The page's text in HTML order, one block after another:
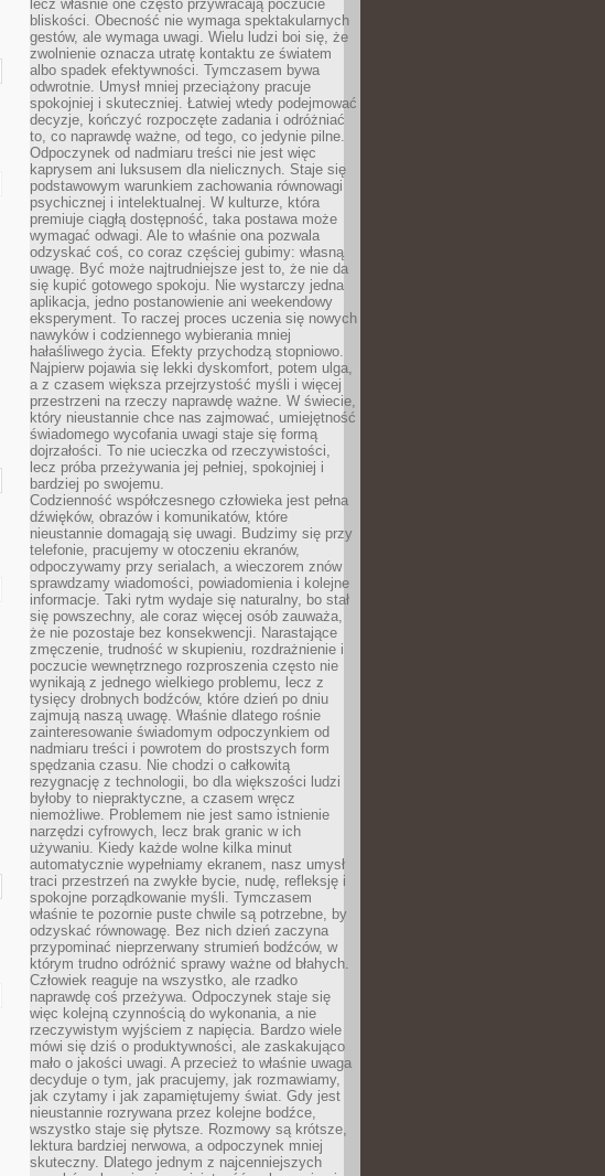
lecz właśnie one często przywracają poczucie
bliskości. Obecność nie wymaga spektakularnych
gestów, ale wymaga uwagi. Wielu ludzi boi się, że
zwolnienie oznacza utratę kontaktu ze światem
albo spadek efektywności. Tymczasem bywa
odwrotnie. Umysł mniej przeciążony pracuje
spokojniej i skuteczniej. Łatwiej wtedy podejmować
decyzje, kończyć rozpoczęte zadania i odróżniać
to, co naprawdę ważne, od tego, co jedynie pilne.
Odpoczynek od nadmiaru treści nie jest więc
kaprysem ani luksusem dla nielicznych. Staje się
podstawowym warunkiem zachowania równowagi
psychicznej i intelektualnej. W kulturze, która
premiuje ciągłą dostępność, taka postawa może
wymagać odwagi. Ale to właśnie ona pozwala
odzyskać coś, co coraz częściej gubimy: własną
uwagę. Być może najtrudniejsze jest to, że nie da
się kupić gotowego spokoju. Nie wystarczy jedna
aplikacja, jedno postanowienie ani weekendowy
eksperyment. To raczej proces uczenia się nowych
nawyków i codziennego wybierania mniej
hałaśliwego życia. Efekty przychodzą stopniowo.
Najpierw pojawia się lekki dyskomfort, potem ulga,
a z czasem większa przejrzystość myśli i więcej
przestrzeni na rzeczy naprawdę ważne. W świecie,
który nieustannie chce nas zajmować, umiejętność
świadomego wycofania uwagi staje się formą
dojrzałości. To nie ucieczka od rzeczywistości,
lecz próba przeżywania jej pełniej, spokojniej i
bardziej po swojemu.
Codzienność współczesnego człowieka jest pełna
dźwięków, obrazów i komunikatów, które
nieustannie domagają się uwagi. Budzimy się przy
telefonie, pracujemy w otoczeniu ekranów,
odpoczywamy przy serialach, a wieczorem znów
sprawdzamy wiadomości, powiadomienia i kolejne
informacje. Taki rytm wydaje się naturalny, bo stał
się powszechny, ale coraz więcej osób zauważa,
że nie pozostaje bez konsekwencji. Narastające
zmęczenie, trudność w skupieniu, rozdrażnienie i
poczucie wewnętrznego rozproszenia często nie
wynikają z jednego wielkiego problemu, lecz z
tysięcy drobnych bodźców, które dzień po dniu
zajmują naszą uwagę. Właśnie dlatego rośnie
zainteresowanie świadomym odpoczynkiem od
nadmiaru treści i powrotem do prostszych form
spędzania czasu. Nie chodzi o całkowitą
rezygnację z technologii, bo dla większości ludzi
byłoby to niepraktyczne, a czasem wręcz
niemożliwe. Problemem nie jest samo istnienie
narzędzi cyfrowych, lecz brak granic w ich
używaniu. Kiedy każde wolne kilka minut
automatycznie wypełniamy ekranem, nasz umysł
traci przestrzeń na zwykłe bycie, nudę, refleksję i
spokojne porządkowanie myśli. Tymczasem
właśnie te pozornie puste chwile są potrzebne, by
odzyskać równowagę. Bez nich dzień zaczyna
przypominać nieprzerwany strumień bodźców, w
którym trudno odróżnić sprawy ważne od błahych.
Człowiek reaguje na wszystko, ale rzadko
naprawdę coś przeżywa. Odpoczynek staje się
więc kolejną czynnością do wykonania, a nie
rzeczywistym wyjściem z napięcia. Bardzo wiele
mówi się dziś o produktywności, ale zaskakująco
mało o jakości uwagi. A przecież to właśnie uwaga
decyduje o tym, jak pracujemy, jak rozmawiamy,
jak czytamy i jak zapamiętujemy świat. Gdy jest
nieustannie rozrywana przez kolejne bodźce,
wszystko staje się płytsze. Rozmowy są krótsze,
lektura bardziej nerwowa, a odpoczynek mniej
skuteczny. Dlatego jednym z najcenniejszych